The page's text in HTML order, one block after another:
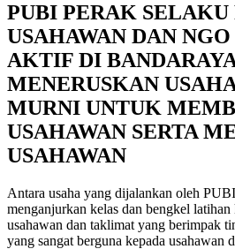
PUBI PERAK SELAKU
USAHAWAN DAN
AKTIF DI
MENERUSKAN
MURNI UNTUK
USAHAWAN SERTA
USAHAWAN
Antara usaha yang dijalankan oleh
menganjurkan kelas dan bengkel latihan
usahawan dan taklimat yang berimpak
yang sangat berguna kepada usahawan